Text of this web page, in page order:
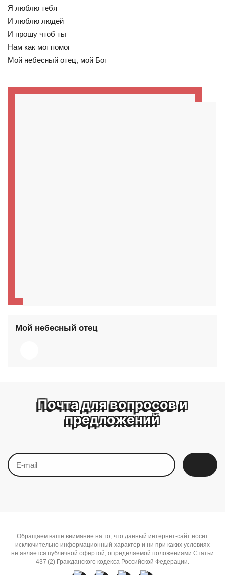
Я люблю тебя
И люблю людей
И прошу чтоб ты
Нам как мог помог
Мой небесный отец, мой Бог
Мой небесный отец
Почта для вопросов и
предложений
Обращаем ваше внимание на то, что данный интернет-сайт носит
исключительно информационный характер и ни при каких условиях
не является публичной офертой, определяемой положениями Статьи
437 (2) Гражданского кодекса Российской Федерации.